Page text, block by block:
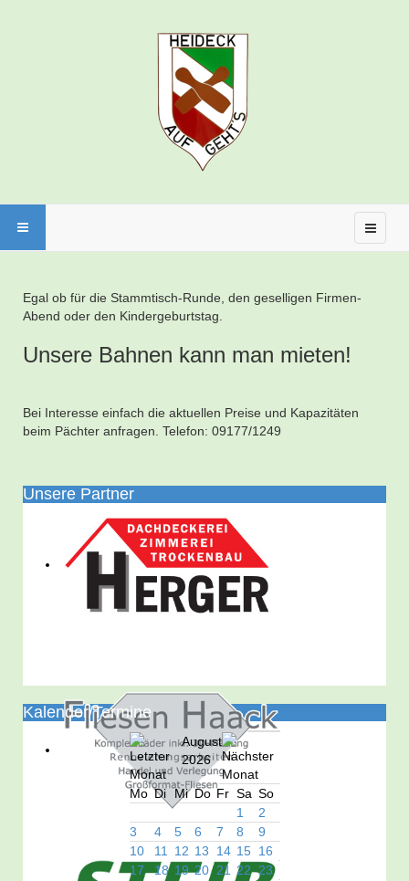
Egal ob für die Stammtisch-Runde, den geselligen Firmen-
Abend oder den Kindergeburtstag.
Unsere Bahnen kann man mieten!
Bei Interesse einfach die aktuellen Preise und Kapazitäten
beim Pächter anfragen. Telefon: 09177/1249
Unsere Partner
Kalender/Termine
August
2026
Mo Di Mi Do Fr Sa So
1
2
3
4 5 6 7 8
9
10
11 12 13 14 15 16
17
18 19 20 21 22 23